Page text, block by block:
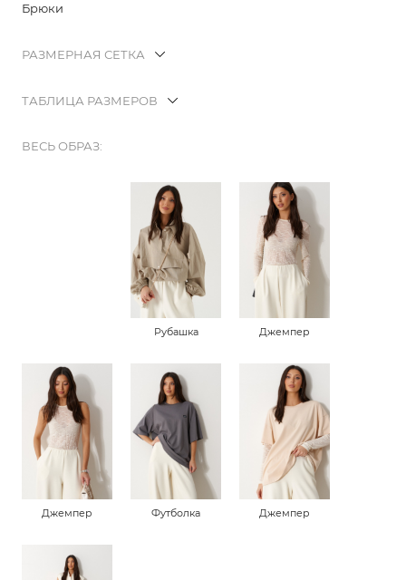
Брюки
РАЗМЕРНАЯ СЕТКА
ТАБЛИЦА РАЗМЕРОВ
ВЕСЬ ОБРАЗ:
Рубашка Джемпер
Джемпер Футболка Джемпер